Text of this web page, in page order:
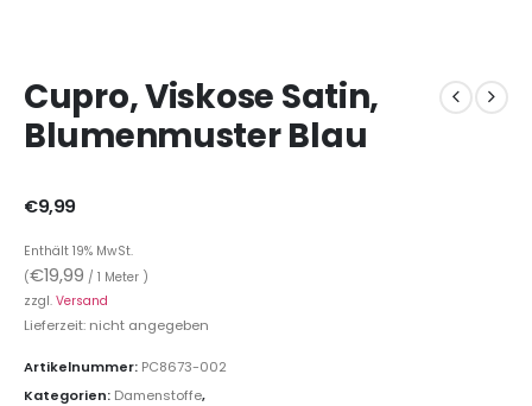
Cupro, Viskose Satin,
Blumenmuster Blau
€9,99
Enthält 19% MwSt.
(€19,99 / 1 Meter )
zzgl. Versand
Lieferzeit: nicht angegeben
Artikelnummer: PC8673-002
Kategorien: Damenstoffe,